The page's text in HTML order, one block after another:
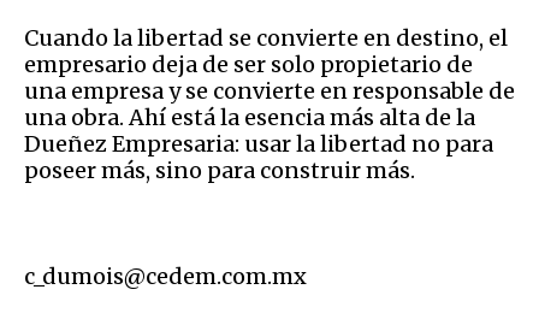
Cuando la libertad se convierte en destino, el
empresario deja de ser solo propietario de
una empresa y se convierte en responsable de
una obra. Ahí está la esencia más alta de la
Dueñez Empresaria: usar la libertad no para
poseer más, sino para construir más.
c_dumois@cedem.com.mx